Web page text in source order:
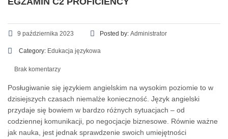
9 października 2023 Posted by: Administrator
Category: Edukacja językowa
Brak komentarzy
Posługiwanie się językiem angielskim na wysokim poziomie to w
dzisiejszych czasach niemalże konieczność. Język angielski
przydaje się bowiem w bardzo różnych sytuacjach – od
codziennej komunikacji, po negocjacje biznesowe. Równie ważne
jak nauka, jest jednak sprawdzenie swoich umiejętności